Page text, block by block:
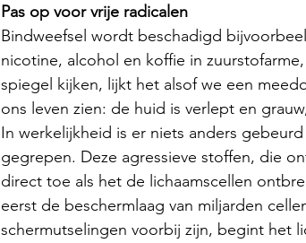
Pas op voor vrije radicalen
Bindweefsel wordt beschadigd
nicotine, alcohol en koffie in
spiegel kijken, lijkt het alsof we een
ons leven zien: de huid is verlept en
In werkelijkheid is er niets anders
gegrepen. Deze agressieve stoffen, die
direct toe als het de lichaamscellen
eerst de beschermlaag van miljarden
schermutselingen voorbij zijn, begint het